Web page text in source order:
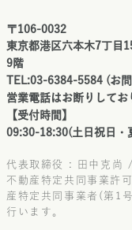
〒106-0032
東京都港区六本木7丁目
9階
TEL:03-6384-5584 (お
営業電話はお断りしてお
【受付時間】
09:30-18:30(土日祝日・
代表取締役 : 田中克尚
不動産特定共同事業許
産特定共同事業者(第1
行います。